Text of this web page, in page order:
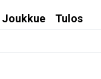
Joukkue
Tulos